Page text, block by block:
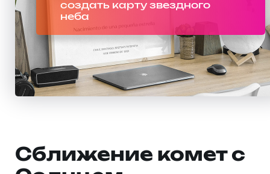
создать карту звездного
неба
Сближение комет с